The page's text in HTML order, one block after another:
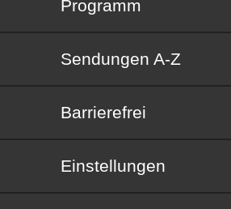
Programm
Sendungen von A bis Z
Sendungen A-Z
Barrierefrei
Barrierefrei
Einstellungen